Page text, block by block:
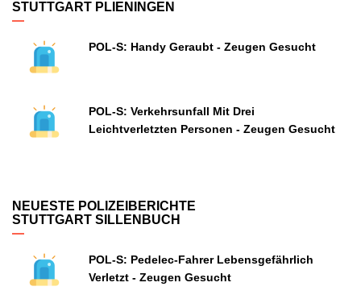
STUTTGART PLIENINGEN
POL-S: Handy Geraubt - Zeugen Gesucht
POL-S: Verkehrsunfall Mit Drei
Leichtverletzten Personen - Zeugen Gesucht
NEUESTE POLIZEIBERICHTE
STUTTGART SILLENBUCH
POL-S: Pedelec-Fahrer Lebensgefährlich
Verletzt - Zeugen Gesucht